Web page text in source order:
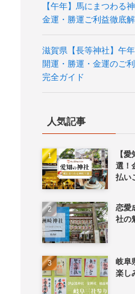
【午年】馬にまつわる
金運・勝運ご利益徹底
滋賀県【長等神社】午
開運・勝運・金運のご
完全ガイド
人気記事
【
選！
払い
恋愛
社の
岐阜
楽し